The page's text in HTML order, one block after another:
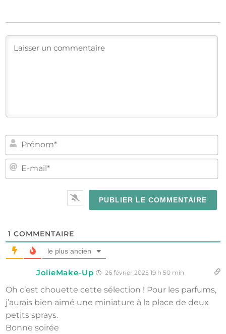
E-
1 COMMENTAIRE
le plus ancien
JolieMake-Up 26 février 2025 19 h 50 min
Oh c’est chouette cette sélection ! Pour les parfums,
j’aurais bien aimé une miniature à la place de deux
petits sprays.
Bonne soirée